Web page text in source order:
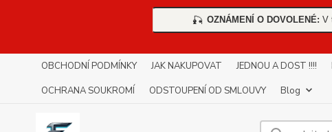
🎣 OZNÁMENÍ O DOVOLENÉ: V
OBCHODNÍ PODMÍNKY JAK NAKUPOVAT JEDNOU A DOST !!!!
OCHRANA SOUKROMÍ
ODSTOUPENÍ OD SMLOUVY Blog